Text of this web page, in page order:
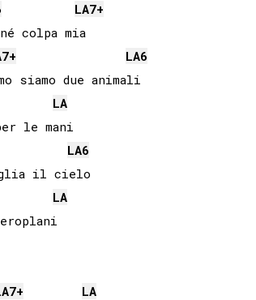
LA7+
colpa mia
7+ LA6
siamo due animali
LA
le mani
LA6
il cielo
LA
7+
LA